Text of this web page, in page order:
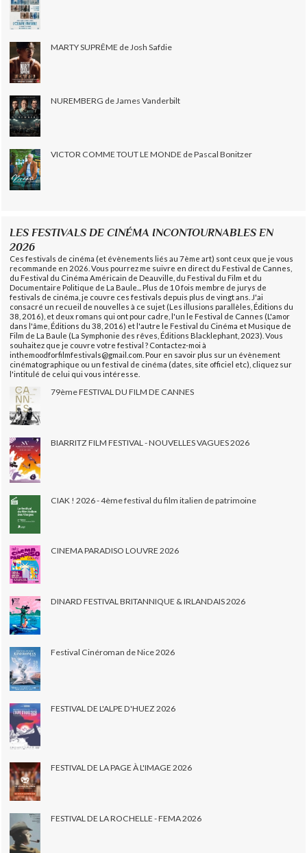
MARTY SUPRÊME de Josh Safdie
NUREMBERG de James Vanderbilt
VICTOR COMME TOUT LE MONDE de Pascal Bonitzer
LES FESTIVALS DE CINÉMA INCONTOURNABLES EN
2026
Ces festivals de cinéma (et évènements liés au 7ème art) sont ceux que je vous
recommande en 2026. Vous pourrez me suivre en direct du Festival de Cannes,
du Festival du Cinéma Américain de Deauville, du Festival du Film et du
Documentaire Politique de La Baule... Plus de 10 fois membre de jurys de
festivals de cinéma, je couvre ces festivals depuis plus de vingt ans. J'ai
consacré un recueil de nouvelles à ce sujet (Les illusions parallèles, Éditions du
38, 2016), et deux romans qui ont pour cadre, l'un le Festival de Cannes (L'amor
dans l'âme, Éditions du 38, 2016) et l'autre le Festival du Cinéma et Musique de
Film de La Baule (La Symphonie des rêves, Éditions Blacklephant, 2023). Vous
souhaitez que je couvre votre festival ? Contactez-moi à
inthemoodforfilmfestivals@gmail.com. Pour en savoir plus sur un évènement
cinématographique ou un festival de cinéma (dates, site officiel etc), cliquez sur
l'intitulé de celui qui vous intéresse.
79ème FESTIVAL DU FILM DE CANNES
BIARRITZ FILM FESTIVAL - NOUVELLES VAGUES 2026
CIAK ! 2026 - 4ème festival du film italien de patrimoine
CINEMA PARADISO LOUVRE 2026
DINARD FESTIVAL BRITANNIQUE & IRLANDAIS 2026
Festival Cinéroman de Nice 2026
FESTIVAL DE L'ALPE D'HUEZ 2026
FESTIVAL DE LA PAGE À L'IMAGE 2026
FESTIVAL DE LA ROCHELLE - FEMA 2026